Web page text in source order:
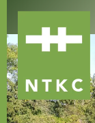
de
inhoud